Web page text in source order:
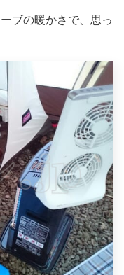
ブの暖かさで、思っ